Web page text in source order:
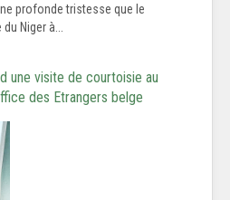
profonde tristesse que le
Niger à...
une visite de courtoisie au
des Etrangers belge